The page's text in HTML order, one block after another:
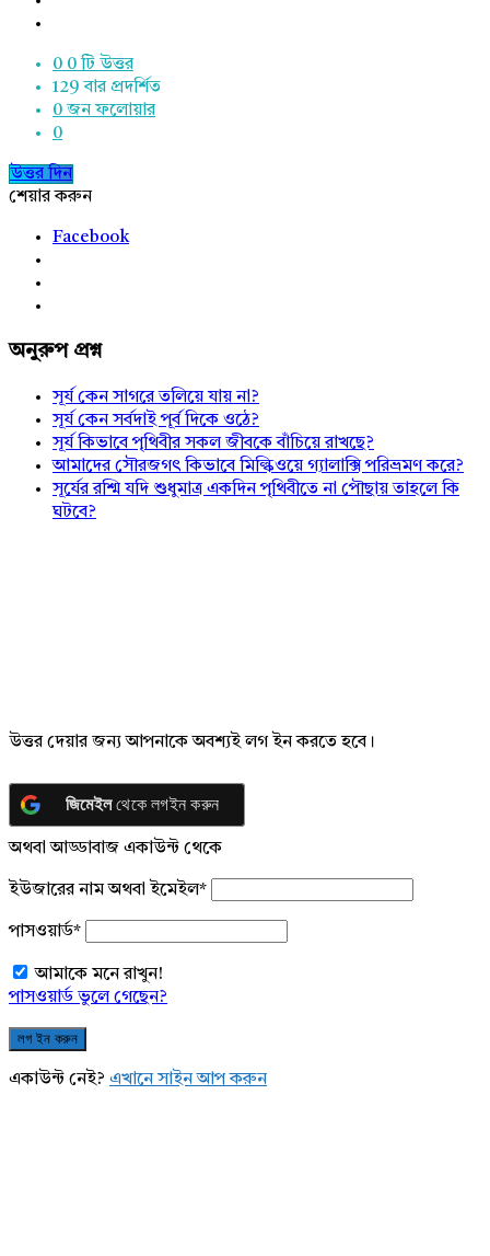
0 0 টি উত্তর
129বার প্রদর্শিত
0 জন ফলোয়ার
0
উত্তর দিন
শেয়ার করুন
Facebook
অনুরুপ প্রশ্ন
সূর্য কেন সাগরে তলিয়ে যায় না?
সূর্য কেন সর্বদাই পূর্ব দিকে ওঠে?
সূর্য কিভাবে পৃথিবীর সকল জীবকে বাঁচিয়ে রাখছে?
আমাদের সৌরজগৎ কিভাবে মিল্কিওয়ে গ্যালাক্সি পরিভ্রমণ করে?
সূর্যের রশ্মি যদি শুধুমাত্র একদিন পৃথিবীতে না পৌছায় তাহলে কি
ঘটবে?
উত্তর দেয়ার জন্য আপনাকে অবশ্যই লগ ইন করতে হবে।
জিমেইলথেকে লগইন করুন
অথবা আড্ডাবাজ একাউন্ট থেকে
ইউজারের নাম অথবা ইমেইল*
পাসওয়ার্ড*
আমাকে মনে রাখুন!
পাসওয়ার্ড ভুলে গেছেন?
একাউন্ট নেই? এখানে সাইন আপ করুন